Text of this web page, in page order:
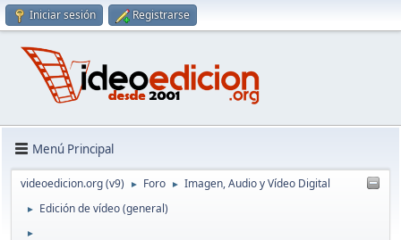
Iniciar sesión Registrarse
Menú Principal
videoedicion.org (v9) ► Foro ► Imagen, Audio y Vídeo Digital
► Edición de vídeo (general)
►